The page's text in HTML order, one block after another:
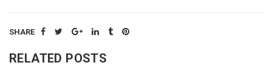
SHARE
RELATED POSTS